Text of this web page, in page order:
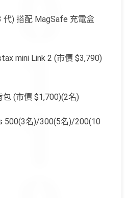
代) 搭配 MagSafe 充電盒
mini Link 2 (市價 $3,790)
包 (市價 $1,700)(2名)
500(3名)/300(5名)/200(10